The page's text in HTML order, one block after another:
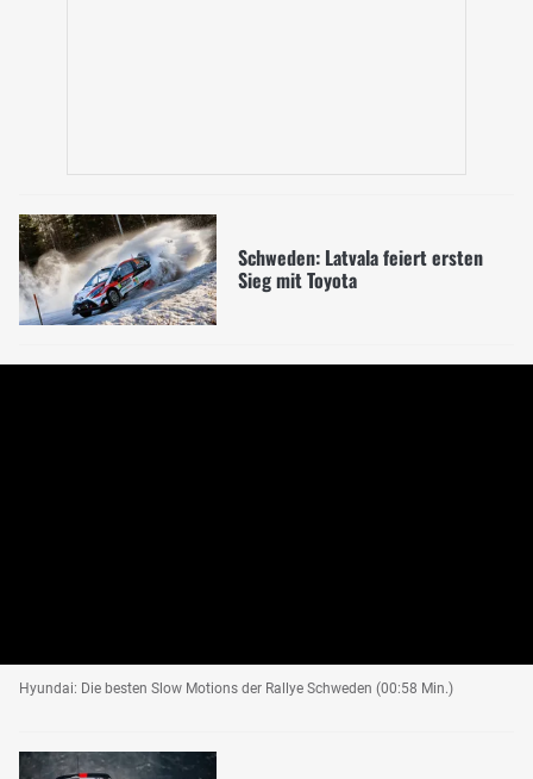
Schweden: Latvala feiert ersten
Sieg mit Toyota
Hyundai: Die besten Slow Motions der Rallye Schweden (00:58 Min.)